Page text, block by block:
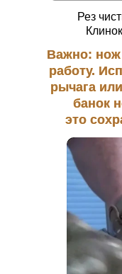
Рез
Важно: нож
работу.
рычага
банок
это